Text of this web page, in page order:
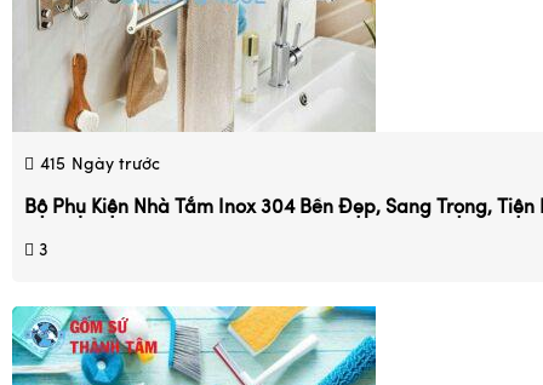
415 Ngày trước
Bộ Phụ Kiện Nhà Tắm Inox 304 Bền Đẹp, Sang Trọng, Tiện
3